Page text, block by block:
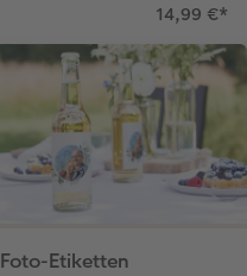
14,99 €*
Foto-Etiketten